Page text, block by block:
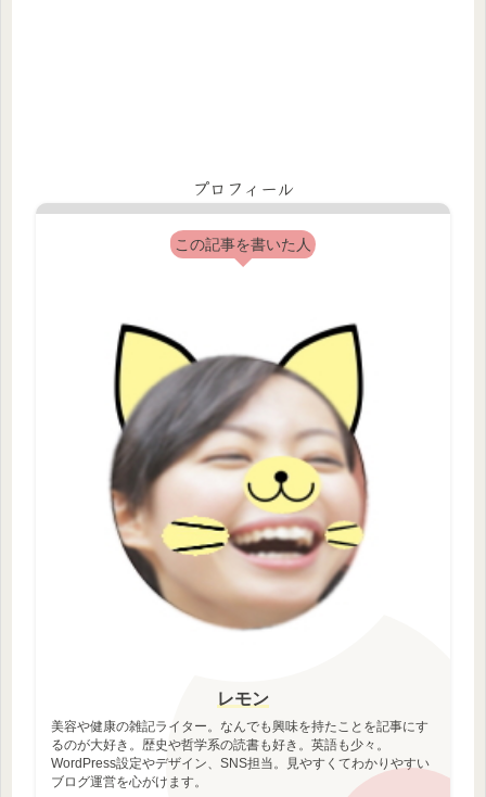
プロフィール
この記事を書いた人
レモン
美容や健康の雑記ライター。なんでも興味を持たことを記事にす
るのが大好き。歴史や哲学系の読書も好き。英語も少々。
WordPress設定やデザイン、SNS担当。見やすくてわかりやすい
ブログ運営を心がけます。